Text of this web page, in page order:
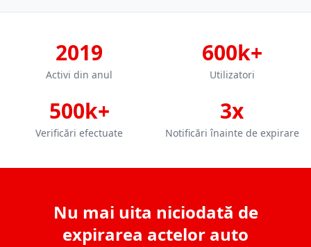
2019
Activi din anul
600k+
Utilizatori
500k+
Verificări efectuate
3x
Notificări înainte de expirare
Nu mai uita niciodată de
expirarea actelor auto